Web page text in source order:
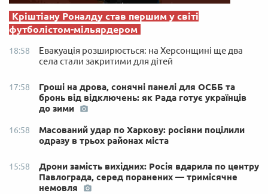
Кріштіану Роналду став першим у світі
футболістом-мільярдером
18:58
Евакуація розширюється: на Херсонщині ще два
села стали закритими для дітей
17:58
Гроші на дрова, сонячні панелі для ОСББ та
бронь від відключень: як Рада готує українців
до зими
16:58
Масований удар по Харкову: росіяни поцілили
одразу в трьох районах міста
15:58
Дрони замість вихідних: Росія вдарила по центру
Павлограда, серед поранених — тримісячне
немовля